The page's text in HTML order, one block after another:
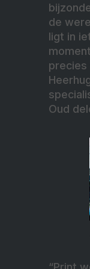
de
ligt in
precies
Oud